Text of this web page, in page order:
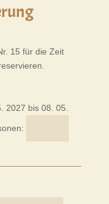
15 für die Zeit
2027 bis 08. 05.